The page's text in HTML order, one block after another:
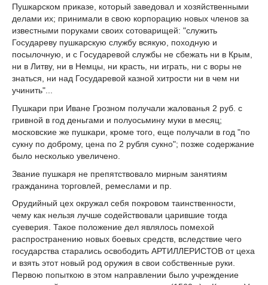
Пушкарском приказе, который заведовал и хозяйственными
делами их; принимали в свою корпорацию новых членов за
известными поруками своих сотоварищей: "служить
Государеву пушкарскую службу всякую, походную и
посылочную, и с Государевой службы не сбежать ни в Крым,
ни в Литву, ни в Немцы, ни красть, ни играть, ни с воры не
знаться, ни над Государевой казной хитрости ни в чем ни
учинить"...
Пушкари при Иване Грозном получали жалованья 2 руб. с
гривной в год деньгами и полуосьмину муки в месяц;
московские же пушкари, кроме того, еще получали в год "по
сукну по доброму, цена по 2 рубля сукно"; позже содержание
было несколько увеличено.
Звание пушкаря не препятствовало мирным занятиям
гражданина торговлей, ремеслами и пр.
Орудийный цех окружал себя покровом таинственности,
чему как нельзя лучше содействовали царившие тогда
суеверия. Такое положение дел являлось помехой
распространению новых боевых средств, вследствие чего
государства старались освободить АРТИЛЛЕРИСТОВ от цеха
и взять этот новый род оружия в свои собственные руки.
Первою попыткою в этом направлении было учреждение